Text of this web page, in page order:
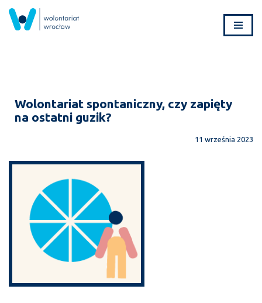
Przejdź
Wolontariat spontaniczny, czy zapięty
na ostatni guzik?
11 września 2023